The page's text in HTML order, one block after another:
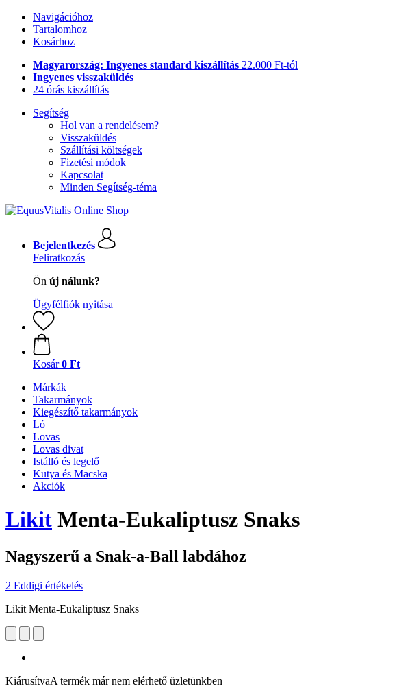
Navigációhoz
Tartalomhoz
Kosárhoz
Magyarország: Ingyenes standard kiszállítás 22.000 Ft-tól
Ingyenes visszaküldés
24 órás kiszállítás
Segítség
Hol van a rendelésem?
Visszaküldés
Szállítási költségek
Fizetési módok
Kapcsolat
Minden Segítség-téma
Bejelentkezés
Feliratkozás
Ön új nálunk?
Ügyfélfiók nyitása
Kosár 0 Ft
Márkák
Takarmányok
Kiegészítő takarmányok
Ló
Lovas
Lovas divat
Istálló és legelő
Kutya és Macska
Akciók
Likit Menta-Eukaliptusz Snaks
Nagyszerű a Snak-a-Ball labdához
2 Eddigi értékelés
Likit Menta-Eukaliptusz Snaks
KiárusítvaA termék már nem elérhető üzletünkben